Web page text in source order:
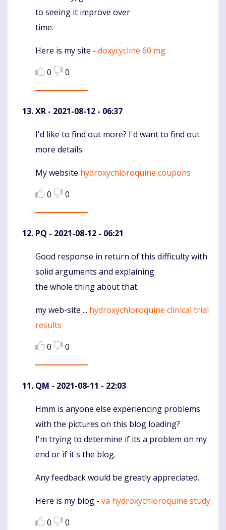
to seeing it improve over
time.
Here is my site - doxycycline 60 mg
0
0
XR - 2021-08-12 - 06:37
Komentaras
I'd like to find out more? I'd want to find out
more details.
My website hydroxychloroquine coupons
0
0
PQ - 2021-08-12 - 06:21
Komentaras
Good response in return of this difficulty with
solid arguments and explaining
the whole thing about that.
my web-site ... hydroxychloroquine clinical trial
results
0
0
QM - 2021-08-11 - 22:03
Komentaras
Hmm is anyone else experiencing problems
with the pictures on this blog loading?
I'm trying to determine if its a problem on my
end or if it's the blog.
Any feedback would be greatly appreciated.
Here is my blog - va hydroxychloroquine study
0
0